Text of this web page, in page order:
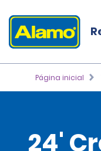
Página inicial
24'